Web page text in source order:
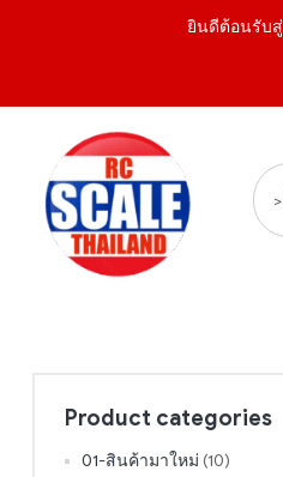
ยินดีต้อนรับสู่
Product categories
01-สินค้ามาใหม่ (10)